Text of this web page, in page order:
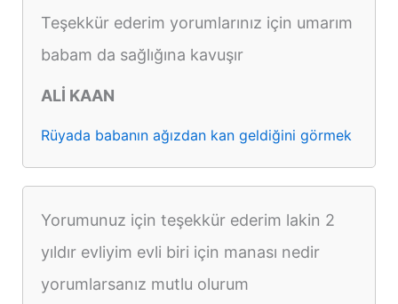
Teşekkür ederim yorumlarınız için umarım
babam da sağlığına kavuşır
ALİ KAAN
Rüyada babanın ağızdan kan geldiğini görmek
Yorumunuz için teşekkür ederim lakin 2
yıldır evliyim evli biri için manası nedir
yorumlarsanız mutlu olurum